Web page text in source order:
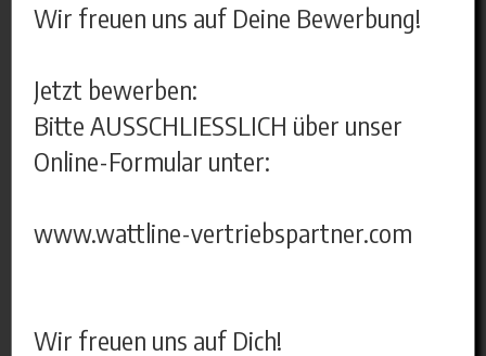
Wir freuen uns auf Deine Bewerbung!
Jetzt bewerben:
Bitte AUSSCHLIESSLICH über unser
Online-Formular unter:
www.wattline-vertriebspartner.com
Wir freuen uns auf Dich!